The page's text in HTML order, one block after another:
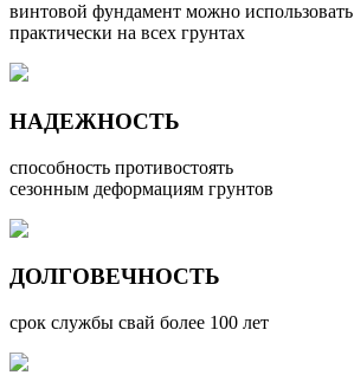
винтовой фундамент можно использовать
практически на всех грунтах
НАДЕЖНОСТЬ
способность противостоять
сезонным деформациям грунтов
ДОЛГОВЕЧНОСТЬ
срок службы свай более 100 лет